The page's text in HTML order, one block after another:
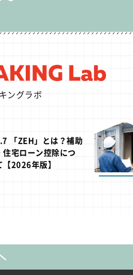
ングラボ
「ZEH」とは？補助
住宅ローン控除につ
【2026年版】